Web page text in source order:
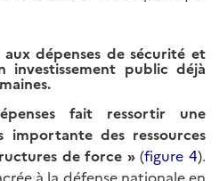
dépenses de sécurité et
investissement public déjà
fait ressortir une
des ressources
de force »(figure 4).
à la défense nationale en